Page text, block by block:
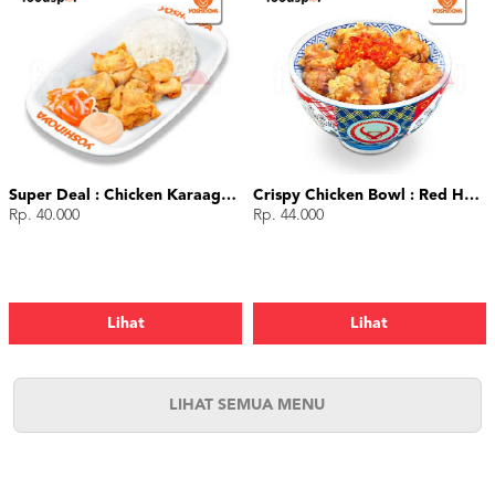
Super Deal : Chicken Karaage (4 pcs)
Rp. 40.000
Lihat
Crispy Chicken Bowl : Red Hot Chili
Rp. 44.000
Lihat
LIHAT SEMUA MENU